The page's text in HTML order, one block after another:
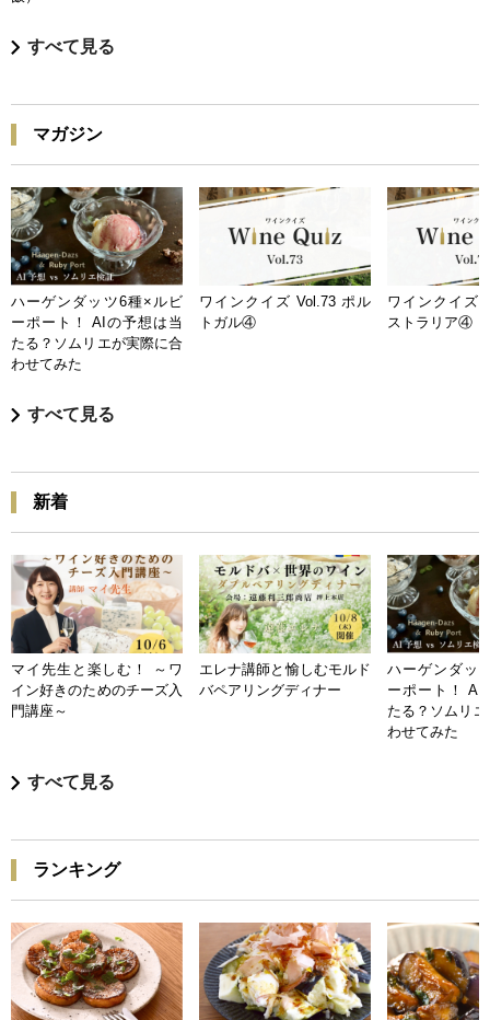
すべて見る
マガジン
ハーゲンダッツ6種×ルビ
ーポート！ AIの予想は当
たる？ソムリエが実際に合
わせてみた
ワインクイズ Vol.73 ポル
トガル④
ワインクイズ
ストラリア④
すべて見る
新着
マイ先生と楽しむ！ ～ワ
イン好きのためのチーズ入
門講座～
エレナ講師と愉しむモルド
バペアリングディナー
ハーゲンダッ
ーポート！ AI
たる？ソムリ
わせてみた
すべて見る
ランキング